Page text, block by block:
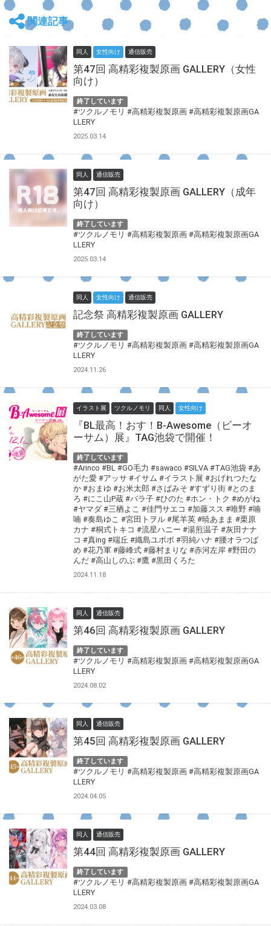
関連記事
同人 女性向け 通信販売
第47回 高精彩複製原画 GALLERY（女性
向け）
終了しています
#ツクルノモリ #高精彩複製原画 #高精彩複製原画GA
LLERY
2025.03.14
同人 通信販売
第47回 高精彩複製原画 GALLERY（成年
向け）
終了しています
#ツクルノモリ #高精彩複製原画 #高精彩複製原画GA
LLERY
2025.03.14
同人 女性向け 通信販売
記念祭 高精彩複製原画 GALLERY
終了しています
#ツクルノモリ #高精彩複製原画 #高精彩複製原画GA
LLERY
2024.11.26
イラスト展 ツクルノモリ 同人 女性向け
『BL最高！おす！B-Awesome（ビーオ
ーサム）展』TAG池袋で開催！
終了しています
#Arinco #BL #GO毛力 #sawaco #SILVA #TAG池袋 #あ
がた愛 #アッサ #イサム #イラスト展 #おげれつたな
か #おまゆ #お米太郎 #さばみそ #すずり街 #とのま
ろ #にこ山P蔵 #バラ子 #ひのた #ホン・トク #めがね
#ヤマダ #三栖よこ #佳門サエコ #加藤スス #唯野 #喃
喃 #奏島ゆこ #宮田トヲル #尾羊英 #暁あまま #栗原
カナ #桐式トキコ #流星ハニー #湯煎温子 #灰田ナナ
コ #真ing #端丘 #織島ユポポ #羽純ハナ #腰オラつば
め #花乃軍 #藤峰式 #藤村まりな #赤河左岸 #野田の
んだ #高山しのぶ #鷹 #黒田くろた
2024.11.18
同人 通信販売
第46回 高精彩複製原画 GALLERY
終了しています
#ツクルノモリ #高精彩複製原画 #高精彩複製原画GA
LLERY
2024.08.02
同人 通信販売
第45回 高精彩複製原画 GALLERY
終了しています
#ツクルノモリ #高精彩複製原画 #高精彩複製原画GA
LLERY
2024.04.05
同人 通信販売
第44回 高精彩複製原画 GALLERY
終了しています
#ツクルノモリ #高精彩複製原画 #高精彩複製原画GA
LLERY
2024.03.08